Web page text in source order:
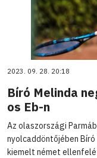
2023. 09. 28. 20:18
Bíró Melinda
os Eb-n
Az olaszországi
nyolcaddöntőjében
kiemelt német